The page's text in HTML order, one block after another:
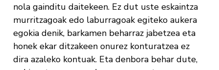
nola gainditu daitekeen. Ez dut uste eskaintza
murritzagoak edo laburragoak egiteko aukera
egokia denik, barkamen beharraz jabetzea eta
honek ekar ditzakeen onurez konturatzea ez
dira azaleko kontuak. Eta denbora behar dute,